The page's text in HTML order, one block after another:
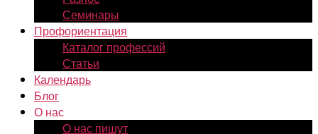
Семинары
Профориентация
Каталог профессий
Статьи
Календарь
Блог
О нас
О нас пишут